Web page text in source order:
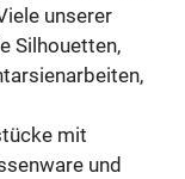
unserer
Silhouetten,
mit
und